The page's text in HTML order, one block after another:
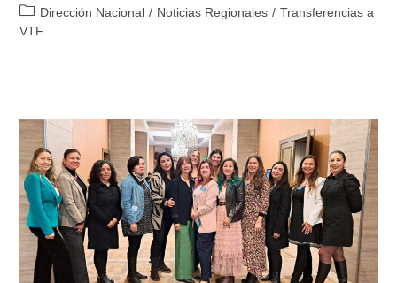
Dirección Nacional / Noticias Regionales / Transferencias a
VTF